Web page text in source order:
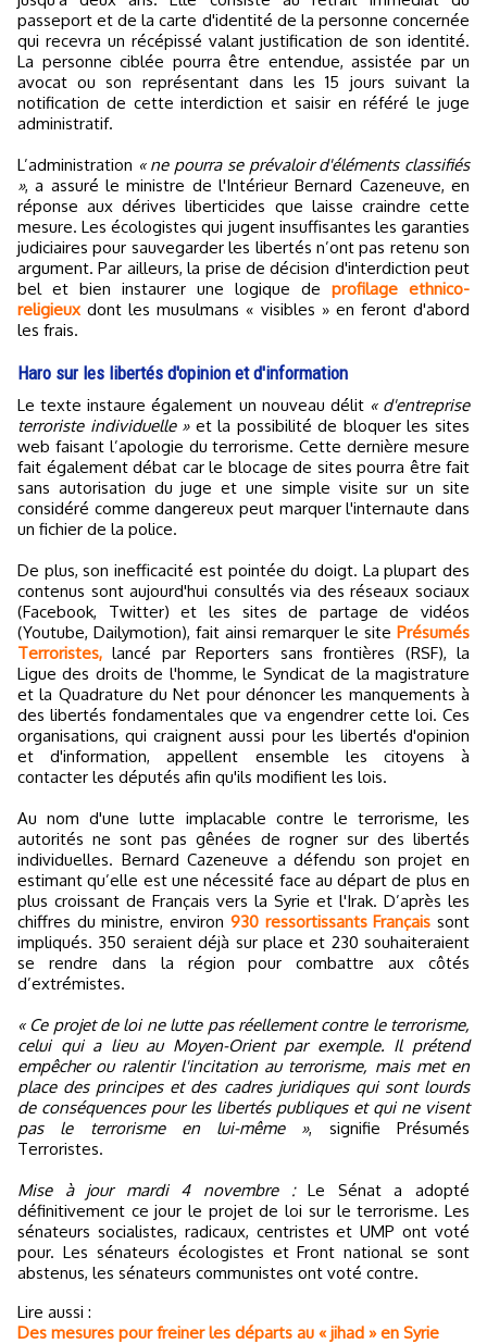
passeport et de la carte d'identité de la personne concernée
qui recevra un récépissé valant justification de son identité.
La personne ciblée pourra être entendue, assistée par un
avocat ou son représentant dans les 15 jours suivant la
notification de cette interdiction et saisir en référé le juge
administratif.
L’administration « ne pourra se prévaloir d'éléments classifiés
», a assuré le ministre de l'Intérieur Bernard Cazeneuve, en
réponse aux dérives liberticides que laisse craindre cette
mesure. Les écologistes qui jugent insuffisantes les garanties
judiciaires pour sauvegarder les libertés n’ont pas retenu son
argument. Par ailleurs, la prise de décision d'interdiction peut
bel et bien instaurer une logique de profilage ethnico-
religieux dont les musulmans « visibles » en feront d'abord
les frais.
Haro sur les libertés d'opinion et d'information
Le texte instaure également un nouveau délit « d'entreprise
terroriste individuelle »et la possibilité de bloquer les sites
web faisant l’apologie du terrorisme. Cette dernière mesure
fait également débat car le blocage de sites pourra être fait
sans autorisation du juge et une simple visite sur un site
considéré comme dangereux peut marquer l'internaute dans
un fichier de la police.
De plus, son inefficacité est pointée du doigt. La plupart des
contenus sont aujourd'hui consultés via des réseaux sociaux
(Facebook, Twitter) et les sites de partage de vidéos
(Youtube, Dailymotion), fait ainsi remarquer le site Présumés
Terroristes, lancé par Reporters sans frontières (RSF), la
Ligue des droits de l'homme, le Syndicat de la magistrature
et la Quadrature du Net pour dénoncer les manquements à
des libertés fondamentales que va engendrer cette loi. Ces
organisations, qui craignent aussi pour les libertés d'opinion
et d'information, appellent ensemble les citoyens à
contacter les députés afin qu'ils modifient les lois.
Au nom d'une lutte implacable contre le terrorisme, les
autorités ne sont pas gênées de rogner sur des libertés
individuelles. Bernard Cazeneuve a défendu son projet en
estimant qu’elle est une nécessité face au départ de plus en
plus croissant de Français vers la Syrie et l'Irak. D’après les
chiffres du ministre, environ 930 ressortissants Français sont
impliqués. 350 seraient déjà sur place et 230 souhaiteraient
se rendre dans la région pour combattre aux côtés
d’extrémistes.
« Ce projet de loi ne lutte pas réellement contre le terrorisme,
celui qui a lieu au Moyen-Orient par exemple. Il prétend
empêcher ou ralentir l'incitation au terrorisme, mais met en
place des principes et des cadres juridiques qui sont lourds
de conséquences pour les libertés publiques et qui ne visent
pas le terrorisme en lui-même », signifie Présumés
Terroristes.
Mise à jour mardi 4 novembre :Le Sénat a adopté
définitivement ce jour le projet de loi sur le terrorisme. Les
sénateurs socialistes, radicaux, centristes et UMP ont voté
pour. Les sénateurs écologistes et Front national se sont
abstenus, les sénateurs communistes ont voté contre.
Lire aussi :
Des mesures pour freiner les départs au « jihad » en Syrie